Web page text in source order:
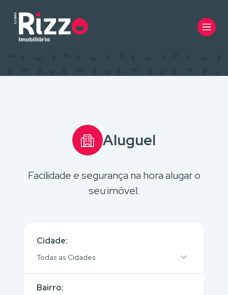
Aluguel
Facilidade e segurança na hora alugar o
seu imóvel.
Cidade:
Todas as Cidades
Bairro: